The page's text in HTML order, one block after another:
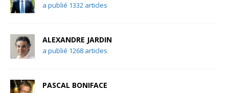
a publié 1332 articles
ALEXANDRE JARDIN
a publié 1268 articles
PASCAL BONIFACE